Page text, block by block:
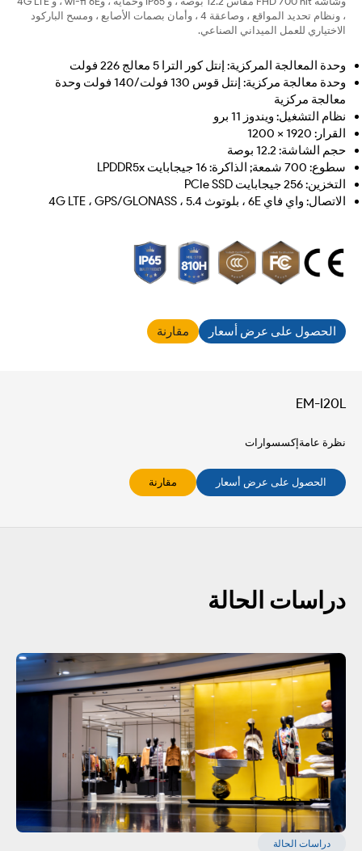
، ونظام تحديد المواقع ، وصاعقة 4 ، وأمان بصمات الأصابع ، ومسح الباركود
الاختياري للعمل الميداني الصناعي.
وحدة المعالجة المركزية: إنتل كور الترا 5 معالج 226 فولت
وحدة معالجة مركزية: إنتل قوس 130 فولت/140 فولت وحدة
معالجة مركزية
نظام التشغيل: ويندوز 11 برو
القرار: 1920 × 1200
حجم الشاشة: 12.2 بوصة
سطوع: 700 شمعة; الذاكرة: 16 جيجابايت LPDDR5x
التخزين: 256 جيجابايت PCIe SSD
الاتصال: واي فاي 6E ، بلوتوث 5.4 ، 4G LTE ، GPS/GLONASS
الحصول على عرض أسعار مقارنة
EM-I20L
نظرة عامة إكسسوارات
الحصول على عرض أسعار مقارنة
دراسات الحالة
دراسات الحالة